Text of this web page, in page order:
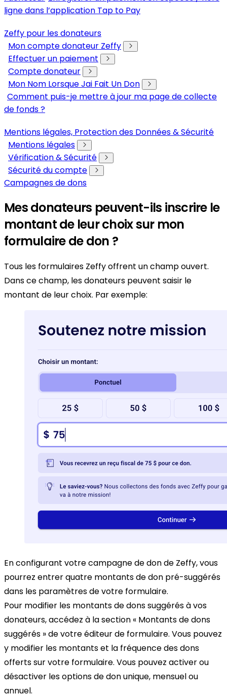
ligne dans l’application Tap to Pay
Zeffy pour les donateurs
Mon compte donateur Zeffy
Effectuer un paiement
Compte donateur
Mon Nom Lorsque Jai Fait Un Don
Comment puis-je mettre à jour ma page de collecte
de fonds ?
Mentions légales, Protection des Données & Sécurité
Mentions légales
Vérification & Sécurité
Sécurité du compte
Campagnes de dons
Mes donateurs peuvent-ils inscrire le
montant de leur choix sur mon
formulaire de don ?
Tous les formulaires Zeffy offrent un champ ouvert.
Dans ce champ, les donateurs peuvent saisir le
montant de leur choix. Par exemple:
En configurant votre campagne de don de Zeffy, vous
pourrez entrer quatre montants de don pré-suggérés
dans les paramètres de votre formulaire.
Pour modifier les montants de dons suggérés à vos
donateurs, accédez à la section « Montants de dons
suggérés » de votre éditeur de formulaire. Vous pouvez
y modifier les montants et la fréquence des dons
offerts sur votre formulaire. Vous pouvez activer ou
désactiver les options de don unique, mensuel ou
annuel.